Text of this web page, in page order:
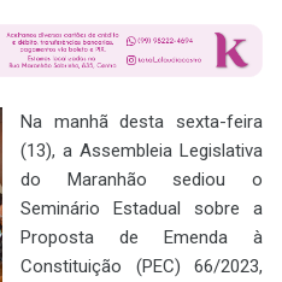
Na manhã desta sexta-feira
(13), a Assembleia Legislativa
do Maranhão sediou o
Seminário Estadual sobre a
Proposta de Emenda à
Constituição (PEC) 66/2023,